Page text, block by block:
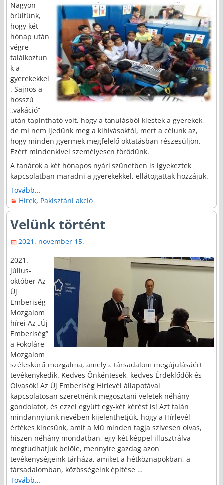
Nagyon
örültünk,
hogy két
hónap után
végre
találkoztun
k a
gyerekekkel
. Sajnos a
hosszú
„vakáció”
után tapintható volt, hogy a tanulásból kiestek a gyerekek,
de mi nem ijedünk meg a kihívásoktól, mert a célunk az,
hogy minden gyermek megfelelő oktatásban részesüljön.
Ezért mindenkivel személyesen törődünk.
A tanárok a két hónapos nyári szünetben is igyekeztek
kapcsolatban maradni a gyerekekkel, ellátogattak hozzájuk.
Tovább...
Hírek, Pakisztáni akció
Velünk történt
2021. november 15.
2021.
július-
október Az
Új
Emberiség
Mozgalom
hírei Az „Új
Emberiség”
a Fokoláre
Mozgalom
széleskörű mozgalma, amely a társadalom megújulásáért
tevékenykedik. Kedves Önkéntesek, kedves Érdeklődők és
Olvasók! Az Új Emberiség Hírlevél állapotával
kapcsolatosan szeretnénk megosztani veletek néhány
gondolatot, és ezzel együtt egy-két kérést is! Azt talán
mindannyiunk nevében kijelenthetjük, hogy a Hírlevél
értékes kincsünk, amit a Mű minden tagja szívesen olvas,
hiszen néhány mondatban, egy-két képpel illusztrálva
megtudhatjuk belőle, mennyire gazdag azon
tevékenységeink tárháza, amiket a hétköznapokban, a
társadalomban, közösségeink építése …
Tovább…